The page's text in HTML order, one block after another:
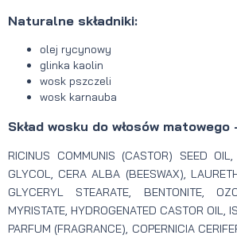
Naturalne składniki:
olej rycynowy
glinka kaolin
wosk pszczeli
wosk karnauba
Skład wosku do włosów
RICINUS COMMUNIS (CASTOR) SEED OIL,
GLYCOL, CERA ALBA (BEESWAX),
GLYCERYL STEARATE, BENTONITE,
MYRISTATE, HYDROGENATED CASTOR OIL,
PARFUM (FRAGRANCE), COPERNICIA